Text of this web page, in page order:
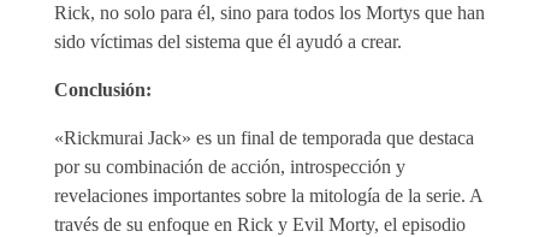
Rick, no solo para él, sino para todos los Mortys que han
sido víctimas del sistema que él ayudó a crear.
Conclusión:
«Rickmurai Jack» es un final de temporada que destaca
por su combinación de acción, introspección y
revelaciones importantes sobre la mitología de la serie. A
través de su enfoque en Rick y Evil Morty, el episodio